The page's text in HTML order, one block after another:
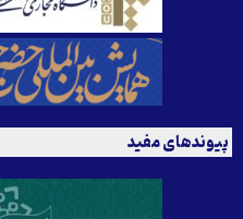
پیوندهای مفید